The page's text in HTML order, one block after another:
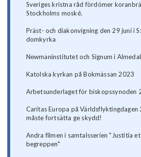
Sveriges kristna råd fördömer
Stockholms moské.
Präst- och diakonvigning den 29 juni i
domkyrka
Newmaninstitutet och Signum i
Katolska kyrkan på Bokmässan 2023
Arbetsunderlaget för biskopssynoden
Caritas Europa på Världsflyktingdagen
måste fortsätta ge skydd!
Andra filmen i samtalsserien "Justitia
begreppen"